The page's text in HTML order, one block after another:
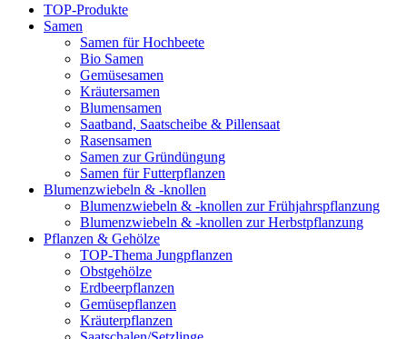
TOP-Produkte
Samen
Samen für Hochbeete
Bio Samen
Gemüsesamen
Kräutersamen
Blumensamen
Saatband, Saatscheibe & Pillensaat
Rasensamen
Samen zur Gründüngung
Samen für Futterpflanzen
Blumenzwiebeln & -knollen
Blumenzwiebeln & -knollen zur Frühjahrspflanzung
Blumenzwiebeln & -knollen zur Herbstpflanzung
Pflanzen & Gehölze
TOP-Thema Jungpflanzen
Obstgehölze
Erdbeerpflanzen
Gemüsepflanzen
Kräuterpflanzen